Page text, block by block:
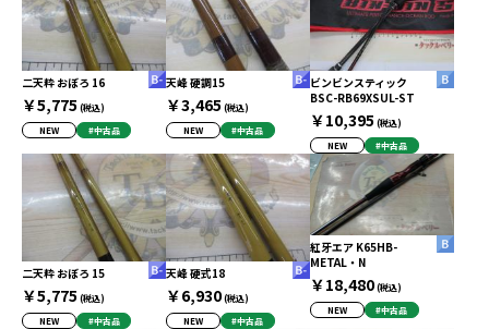
二天粋 おぼろ 16
￥5,775 (税込)
NEW
#中古品
天峰 硬調15
￥3,465 (税込)
NEW
#中古品
ビンビンスティック
BSC-RB69XSUL-ST
￥10,395 (税込)
NEW
#中古品
二天粋 おぼろ 15
￥5,775 (税込)
NEW
#中古品
天峰 硬式18
￥6,930(税込)
NEW
#中古品
紅牙エア K65HB-
METAL・N
￥18,480(税込)
NEW
#中古品